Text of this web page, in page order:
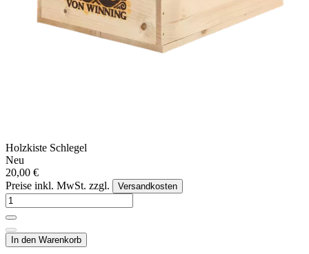
Holzkiste Schlegel
Neu
20,00 €
Preise inkl. MwSt. zzgl.
Versandkosten
In den Warenkorb